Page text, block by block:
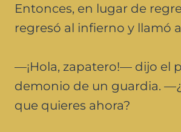
Entonces, en lugar de
regresó al infierno y llamó
—¡Hola, zapatero!— dijo el
demonio de un guardia.
que quieres ahora?